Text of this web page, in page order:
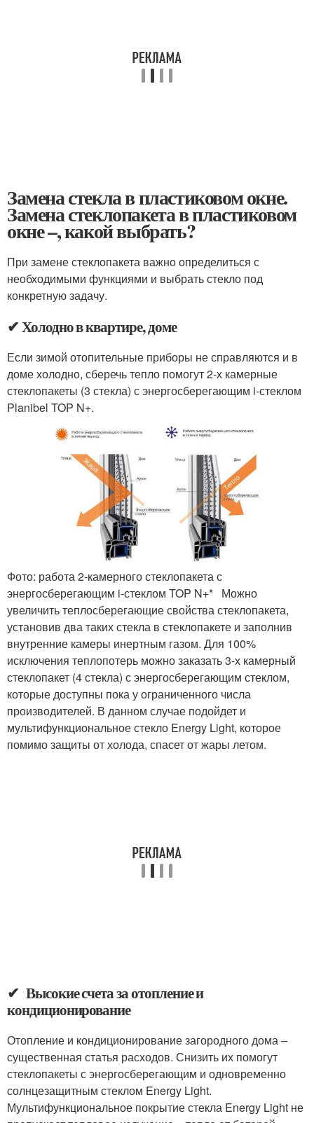
Замена стекла в пластиковом окне.
Замена стеклопакета в пластиковом
окне –, какой выбрать?
При замене стеклопакета важно определиться с
необходимыми функциями и выбрать стекло под
конкретную задачу.
✔ Холодно в квартире, доме
Если зимой отопительные приборы не справляются и в
доме холодно, сберечь тепло помогут 2-х камерные
стеклопакеты (3 стекла) с энергосберегающим i-стеклом
Planibel TOP N+.
Фото: работа 2-камерного стеклопакета с
энергосберегающим i-стеклом TOP N+* Можно
увеличить теплосберегающие свойства стеклопакета,
установив два таких стекла в стеклопакете и заполнив
внутренние камеры инертным газом. Для 100%
исключения теплопотерь можно заказать 3-х камерный
стеклопакет (4 стекла) с энергосберегающим стеклом,
которые доступны пока у ограниченного числа
производителей. В данном случае подойдет и
мультифункциональное стекло Energy Light, которое
помимо защиты от холода, спасет от жары летом.
✔ Высокие счета за отопление и
кондиционирование
Отопление и кондиционирование загородного дома –
существенная статья расходов. Снизить их помогут
стеклопакеты с энергосберегающим и одновременно
солнцезащитным стеклом Energy Light.
Мультифункциональное покрытие стекла Energy Light не